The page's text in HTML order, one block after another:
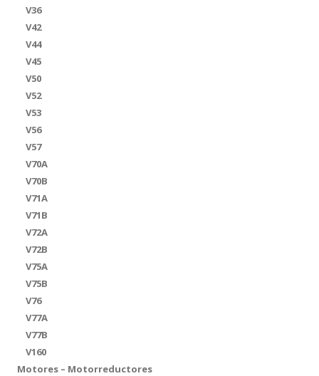
V36
V42
V44
V45
V50
V52
V53
V56
V57
V70A
V70B
V71A
V71B
V72A
V72B
V75A
V75B
V76
V77A
V77B
V160
Motores – Motorreductores